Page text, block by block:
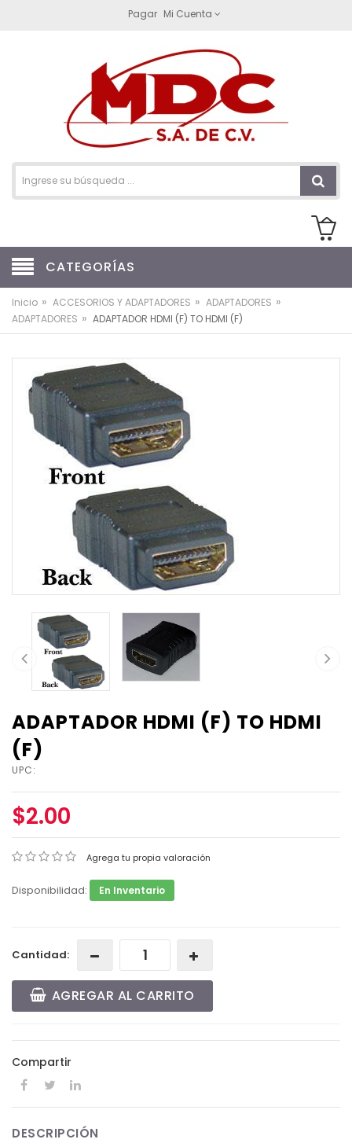
Pagar Mi Cuenta
CATEGORÍAS
Inicio » ACCESORIOS Y ADAPTADORES » ADAPTADORES »
ADAPTADORES » ADAPTADOR HDMI (F) TO HDMI (F)
ADAPTADOR HDMI (F) TO HDMI
(F)
UPC:
$2.00
Agrega tu propia valoración
Disponibilidad: En Inventario
Cantidad:
AGREGAR AL CARRITO
Compartir
DESCRIPCIÓN